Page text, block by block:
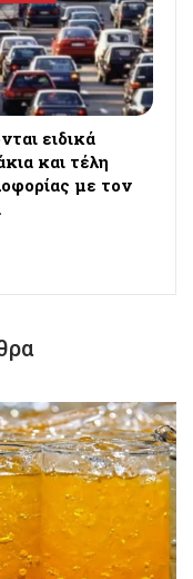
ειδικά
και τέλη
με τον